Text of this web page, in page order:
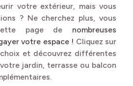
votre extérieur, mais vous
? Ne cherchez plus, vous
page de nombreuses
votre espace ! Cliquez sur
et découvrez différentes
jardin, terrasse ou balcon